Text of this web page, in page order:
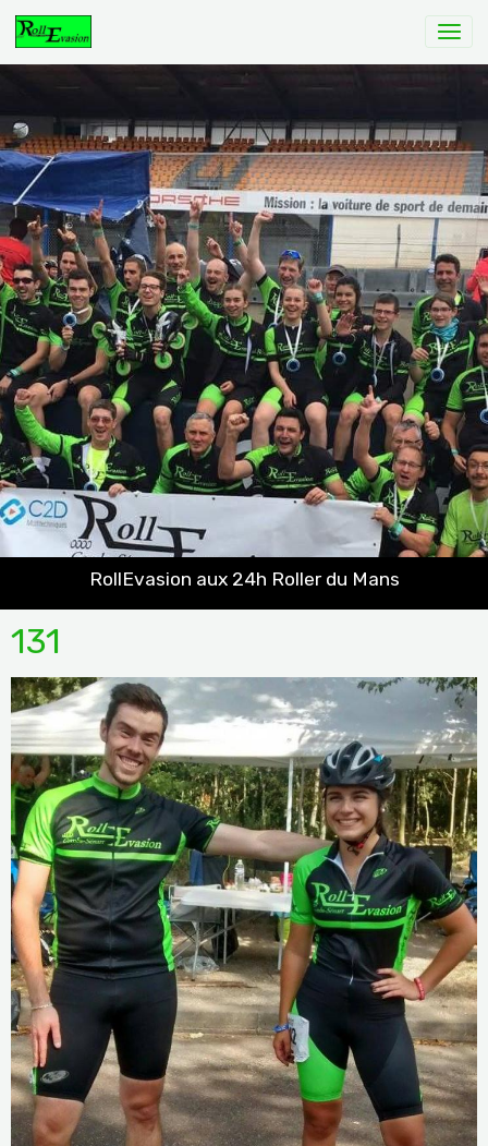
RollEvasion aux 24h Roller du Mans
131